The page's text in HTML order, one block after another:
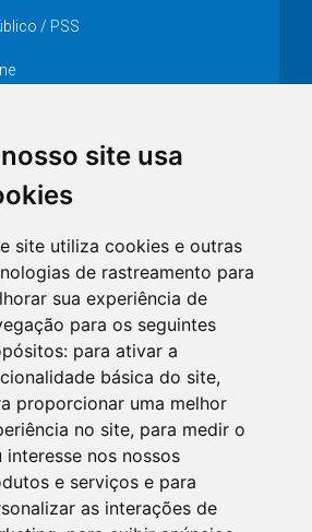
site usa
site utiliza cookies e outras
de rastreamento para
sua experiência de
para os seguintes
para ativar a
básica do site,
proporcionar uma melhor
no site, para medir o
interesse nos nossos
e serviços e para
as interações de
/ PSS
DE ILUMINAÇÃO PÚBLICA
TI
de Padronização